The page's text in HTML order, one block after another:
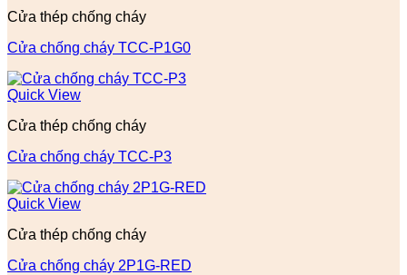
Cửa thép chống cháy
Cửa chống cháy TCC-P1G0
Quick View
Cửa thép chống cháy
Cửa chống cháy TCC-P3
Quick View
Cửa thép chống cháy
Cửa chống cháy 2P1G-RED